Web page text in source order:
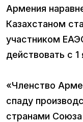
Армения
Казахстаном
участником
действовать с 1
«Членство
спаду
странами